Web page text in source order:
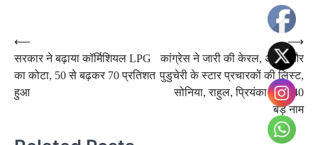
Post
navigation
⟵
सरकार ने बढ़ाया कॉर्मिशियल LPG
का कोटा, 50 से बढ़कर 70 प्रतिशत
हुआ
कांग्रेस ने जारी की केरल, असम और
पुडुचेरी के स्टार प्रचारकों की लिस्ट,
सोनिया, राहुल, प्रियंका समेत 40
बड़े नाम
⟶